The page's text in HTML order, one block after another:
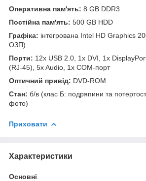
Оперативна пам'ять: 8 GB DDR3
Постійна пам'ять: 500 GB HDD
Графіка: інтегрована Intel HD Graphics
ОЗП)
Порти: 12x USB 2.0, 1x DVI, 1x
(RJ-45), 5x Audio, 1x COM-порт
Оптичний привід: DVD-ROM
Стан: б/в (клас Б: подряпини та
фото)
Приховати
Характеристики
Основні